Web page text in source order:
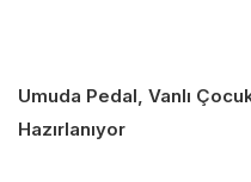
Umuda Pedal, Vanlı
Hazırlanıyor